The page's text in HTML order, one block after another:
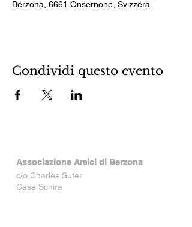
Berzona, 6661 Onsernone, Svizzera
Condividi questo evento
Associazione Amici di Berzona
c/o Charles Suter
Casa Schira